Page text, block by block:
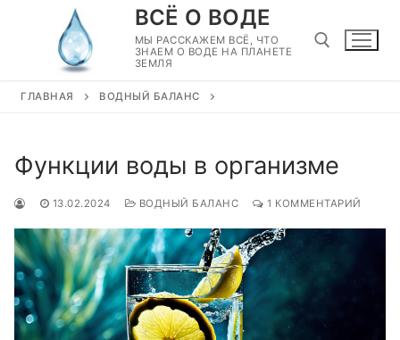
содержимому
ВСЁ О ВОДЕ
МЫ РАССКАЖЕМ ВСЁ, ЧТО
ЗНАЕМ О ВОДЕ НА ПЛАНЕТЕ
ЗЕМЛЯ
ГЛАВНАЯ ВОДНЫЙ БАЛАНС
Функции воды в организме
13.02.2024 ВОДНЫЙ БАЛАНС 1 КОММЕНТАРИЙ